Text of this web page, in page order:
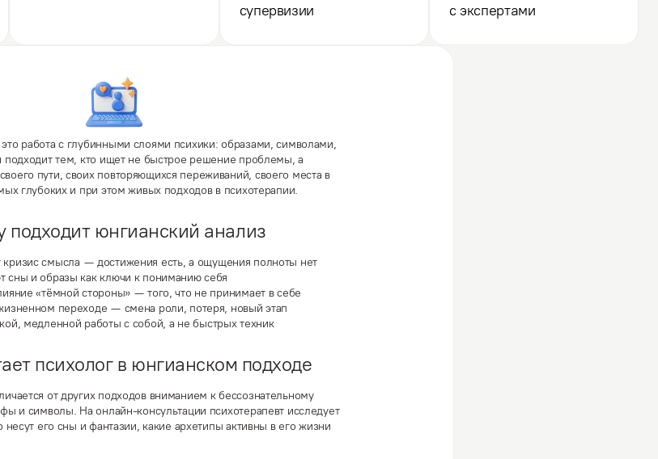
супервизии
с экспертами
работа с глубинными слоями психики: образами, символами,
подходит тем, кто ищет не быстрое решение проблемы, а
пути, своих повторяющихся переживаний, своего места в
глубоких и при этом живых подходов в психотерапии.
подходит юнгианский анализ
кризис смысла — достижения есть, а ощущения полноты нет
сны и образы как ключи к пониманию себя
«тёмной стороны»— того, что не принимает в себе
переходе — смена роли, потеря, новый этап
медленной работы с собой, а не быстрых техник
психолог в юнгианском подходе
от других подходов вниманием к бессознательному
и символы. На онлайн-консультации психотерапевт исследует
несут его сны и фантазии, какие архетипы активны в его жизни